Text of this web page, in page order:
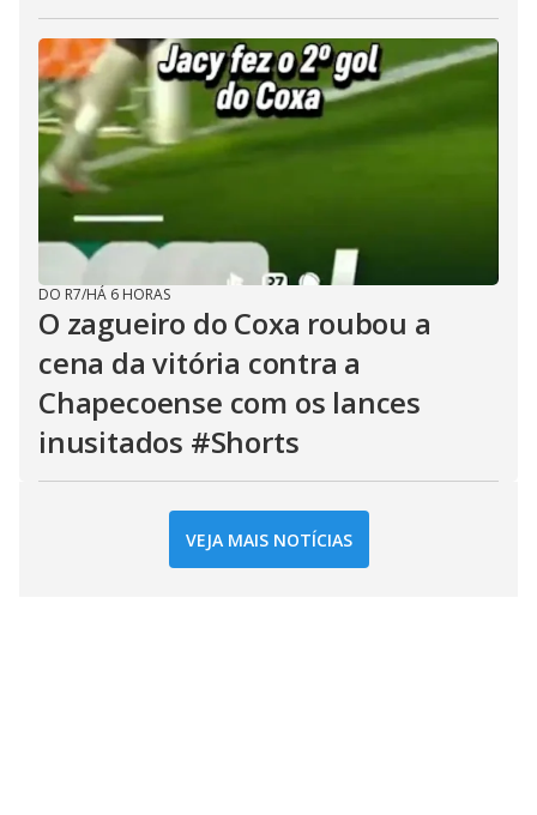
DO R7/HÁ 6 HORAS
O zagueiro do Coxa roubou a
cena da vitória contra a
Chapecoense com os lances
inusitados #Shorts
VEJA MAIS NOTÍCIAS